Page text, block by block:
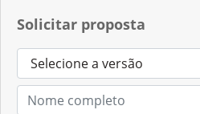
Solicitar proposta